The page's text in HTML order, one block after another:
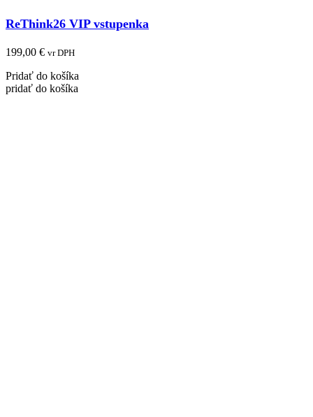
ReThink26 VIP vstupenka
199,00 € vr DPH
Pridať do košíka
pridať do košíka